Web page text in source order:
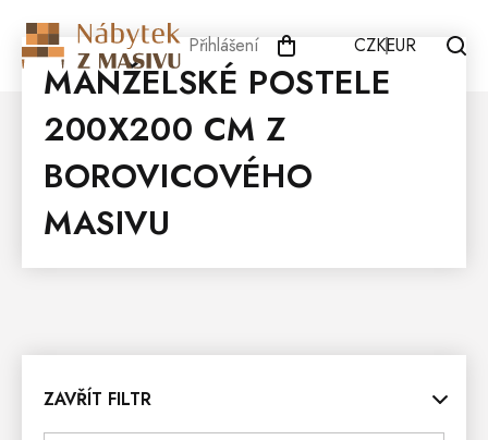
obsah
Přihlášení CZKEUR
MANŽELSKÉ POSTELE
200X200 CM Z
BOROVICOVÉHO
MASIVU
ZAVŘÍT FILTR